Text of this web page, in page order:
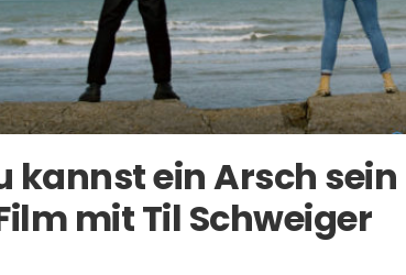
kannst ein Arsch
mit Til Schweiger